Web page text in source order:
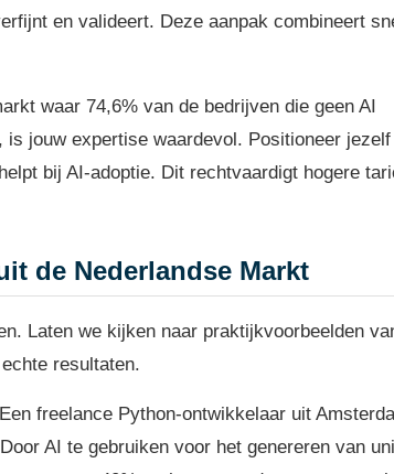
en valideert. Deze aanpak combineert
waar 74,6% van de bedrijven die geen AI
jouw expertise waardevol. Positioneer
bij AI-adoptie. Dit rechtvaardigt hogere
de Nederlandse Markt
Laten we kijken naar praktijkvoorbeelden
resultaten.
freelance Python-ontwikkelaar uit
AI te gebruiken voor het genereren van